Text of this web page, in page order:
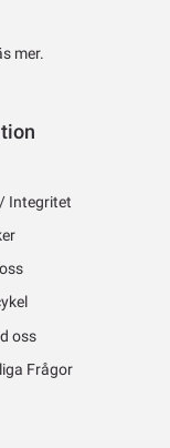
mer.
Integritet
oss
Frågor